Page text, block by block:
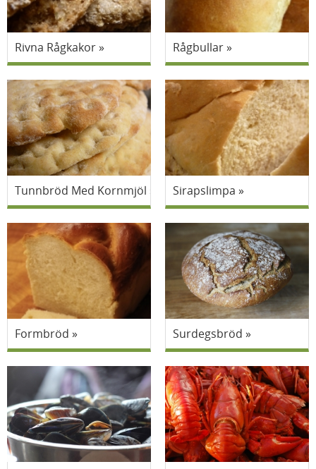
Rivna Rågkakor Rågbullar
Tunnbröd Med Kornmjöl Sirapslimpa
Formbröd Surdegsbröd